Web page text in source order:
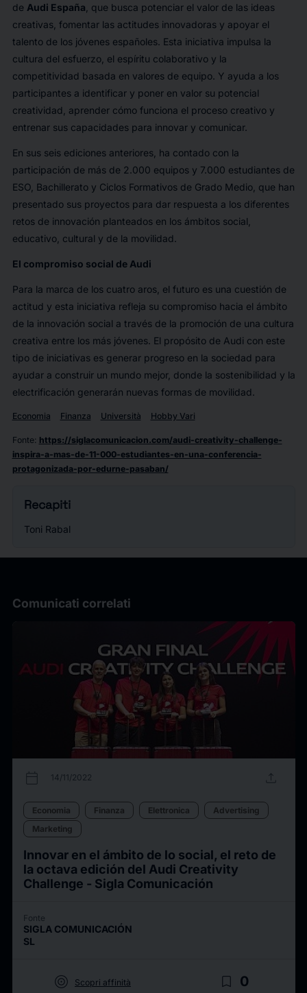
de Audi España , que busca potenciar el valor de las ideas
creativas, fomentar las actitudes innovadoras y apoyar el
talento de los jóvenes españoles. Esta iniciativa impulsa la
cultura del esfuerzo, el espíritu colaborativo y la
competitividad basada en valores de equipo. Y ayuda a los
participantes a identificar y poner en valor su potencial
creatividad, aprender cómo funciona el proceso creativo y
entrenar sus capacidades para innovar y comunicar.
En sus seis ediciones anteriores, ha contado con la
participación de más de 2.000 equipos y 7.000 estudiantes de
ESO, Bachillerato y Ciclos Formativos de Grado Medio, que han
presentado sus proyectos para dar respuesta a los diferentes
retos de innovación planteados en los ámbitos social,
educativo, cultural y de la movilidad.
El compromiso social de Audi
Para la marca de los cuatro aros, el futuro es una cuestión de
actitud y esta iniciativa refleja su compromiso hacia el ámbito
de la innovación social a través de la promoción de una cultura
creativa entre los más jóvenes. El propósito de Audi con este
tipo de iniciativas es generar progreso en la sociedad para
ayudar a construir un mundo mejor, donde la sostenibilidad y la
electrificación generarán nuevas formas de movilidad.
Economia Finanza Università Hobby Vari
Fonte: https://siglacomunicacion.com/audi-creativity-challenge-
inspira-a-mas-de-11-000-estudiantes-en-una-conferencia-
protagonizada-por-edurne-pasaban/
Recapiti
Toni Rabal
Comunicati correlati
calendar_today 14/11/2022 upload
Economia Finanza Elettronica
Advertising
Marketing
Innovar en el ámbito de lo social, el reto de
la octava edición del Audi Creativity
Challenge - Sigla Comunicación
Fonte
SIGLA COMUNICACIÓN
SL
target Scopri affinità bookmark_border 0